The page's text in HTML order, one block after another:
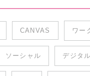
CANVAS ワー
ソーシャル デジタ